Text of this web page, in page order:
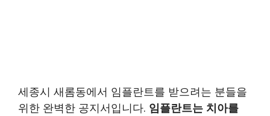
세종시 새롬동에서 임플란트를 받으려는 분들을
위한 완벽한 공지서입니다. 임플란트는 치아를